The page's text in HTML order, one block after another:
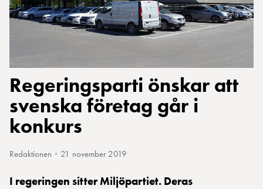
Regeringsparti önskar att
svenska företag går i
konkurs
Redaktionen • 21 november 2019
I regeringen sitter Miljöpartiet. Deras